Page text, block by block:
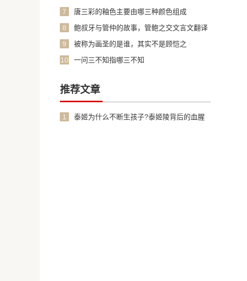
7
唐三彩的釉色主要由哪三种颜色组成
8
鲍叔牙与管仲的故事，管鲍之交文言文翻译
9
被称为画圣的是谁，其实不是顾恺之
10
一问三不知指哪三不知
推荐文章
1
泰姬为什么不断生孩子?泰姬陵背后的血腥